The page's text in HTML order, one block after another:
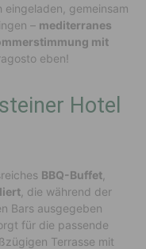
eingeladen, gemeinsam
– mediterranes
mit
eben!
Hotel
BBQ-Buffet
, die während der
Bars ausgegeben
für die passende
Terrasse mit